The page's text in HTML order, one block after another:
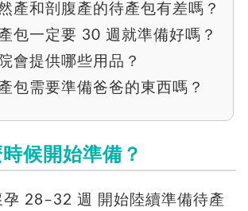
產和剖腹產的待產包有差嗎？
包一定要 30 週就準備好嗎？
會提供哪些用品？
包需要準備爸爸的東西嗎？
候開始準備？
28–32 週 開始陸續準備待產